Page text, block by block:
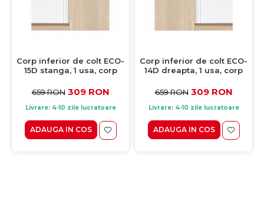
Corp inferior de colt ECO-
15D stanga, 1 usa, corp
alb lucios + stejar
659 RON 309 RON
Livrare: 4-10 zile lucratoare
ADAUGA IN COS
Corp inferior de colt ECO-
14D dreapta, 1 usa, corp
alb lucios + stejar
659 RON 309 RON
Livrare: 4-10 zile lucratoare
ADAUGA IN COS